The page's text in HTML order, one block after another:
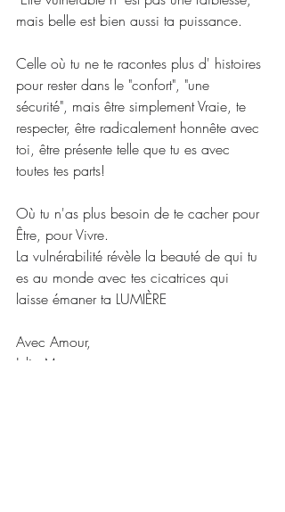
mais belle est bien aussi ta puissance.
Celle où tu ne te racontes plus d' histoires
pour rester dans le "confort", "une
sécurité", mais être simplement Vraie, te
respecter, être radicalement honnête avec
toi, être présente telle que tu es avec
toutes tes parts!
Où tu n'as plus besoin de te cacher pour
Être, pour Vivre.
La vulnérabilité révèle la beauté de qui tu
es au monde avec tes cicatrices qui
laisse émaner ta LUMIÈRE
Avec Amour,
Julie M.